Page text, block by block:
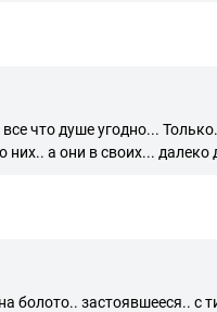
что душе угодно...
а они в своих... далеко
болото.. застоявшееся..